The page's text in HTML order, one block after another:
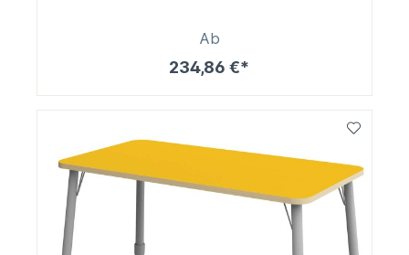
Ab
234,86 €*